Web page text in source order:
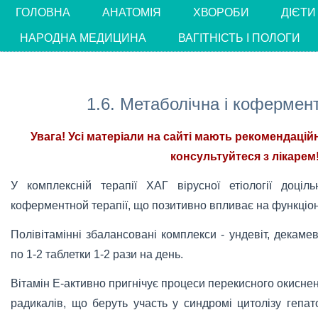
ГОЛОВНА АНАТОМІЯ ХВОРОБИ ДІЄТИ
НАРОДНА МЕДИЦИНА ВАГІТНІСТЬ І ПОЛОГИ
1.6. Метаболічна і
Увага! Усі матеріали на сайті мають
консультуйтеся з
У комплексній терапії ХАГ вірусної етіології
коферментной терапії, що позитивно впливає на
Полівітамінні збалансовані комплекси - ундевіт,
по 1-2 таблетки 1-2 рази на день.
Вітамін Е-активно пригнічує процеси перекисного
радикалів, що беруть участь у синдромі цитолізу